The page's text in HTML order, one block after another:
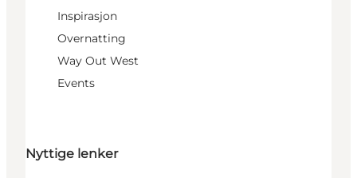
Inspirasjon
Overnatting
Way Out West
Events
Nyttige lenker